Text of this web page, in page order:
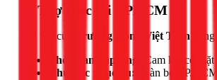
📍 Thợ trực tại TPHCM
Đội thợ của Trương Công Việt Trân
Thời gian đáp ứng:
Cam kết có
Khu vực phục vụ:
Toàn bộ